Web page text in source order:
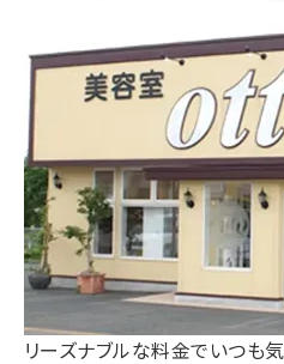
リーズナブルな料金でいつも